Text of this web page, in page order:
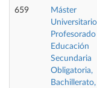
659
Máster
Educación
Secundaria
Obligatoria,
Bachillerato,